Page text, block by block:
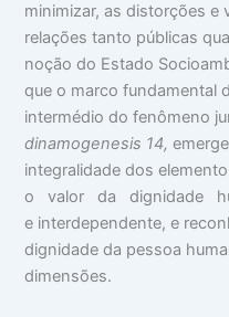
minimizar, as distorções e
relações tanto públicas
noção do Estado
que o marco fundamental
intermédio do fenômeno
dinamogenesis 14,
integralidade dos
o valor da dignidade
e interdependente, e
dignidade da pessoa
dimensões.